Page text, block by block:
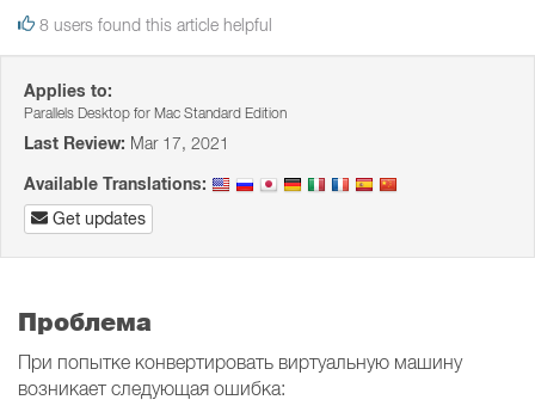
8 users found this article helpful
Applies to:
Parallels Desktop for Mac Standard Edition
Last Review: Mar 17, 2021
Available Translations:
Get updates
Проблема
При попытке конвертировать виртуальную машину
возникает следующая ошибка: